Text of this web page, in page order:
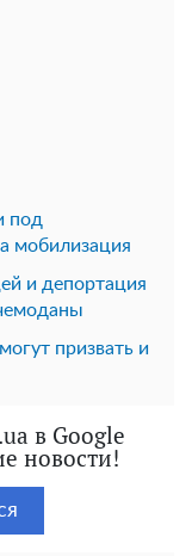
под
мобилизация
и депортация
призвать и
в Google
новости!